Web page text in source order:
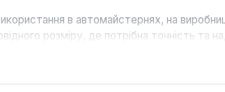
в автомайстернях, на
розміру, де потрібна точність та